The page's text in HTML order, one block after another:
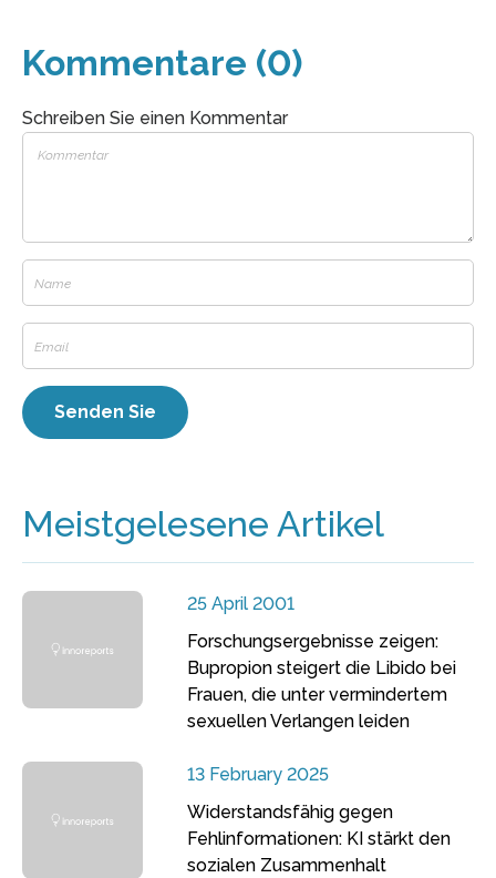
Kommentare (0)
Schreiben Sie einen Kommentar
Meistgelesene Artikel
25 April 2001
Forschungsergebnisse zeigen:
Bupropion steigert die Libido bei
Frauen, die unter vermindertem
sexuellen Verlangen leiden
13 February 2025
Widerstandsfähig gegen
Fehlinformationen: KI stärkt den
sozialen Zusammenhalt